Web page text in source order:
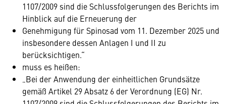
1107/2009 sind die Schlussfolgerungen des Berichts im
Hinblick auf die Erneuerung der
Genehmigung für Spinosad vom 11. Dezember 2025 und
insbesondere dessen Anlagen I und II zu
berücksichtigen.“
muss es heißen:
„Bei der Anwendung der einheitlichen Grundsätze
gemäß Artikel 29 Absatz 6 der Verordnung (EG) Nr.